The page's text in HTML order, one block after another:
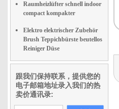
Raumheizlüfter schnell indoor
compact kompakter
Elektro elektrischer Zubehör
Brush Teppichbürste beutellos
Reiniger Düse
跟我们保持联系，提供您的
电子邮箱地址录入我们的热
卖价通讯录: